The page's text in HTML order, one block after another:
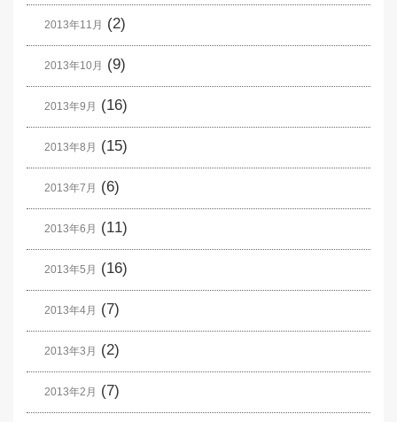
2013年11月 (2)
2013年10月 (9)
2013年9月 (16)
2013年8月 (15)
2013年7月 (6)
2013年6月 (11)
2013年5月 (16)
2013年4月 (7)
2013年3月 (2)
2013年2月 (7)